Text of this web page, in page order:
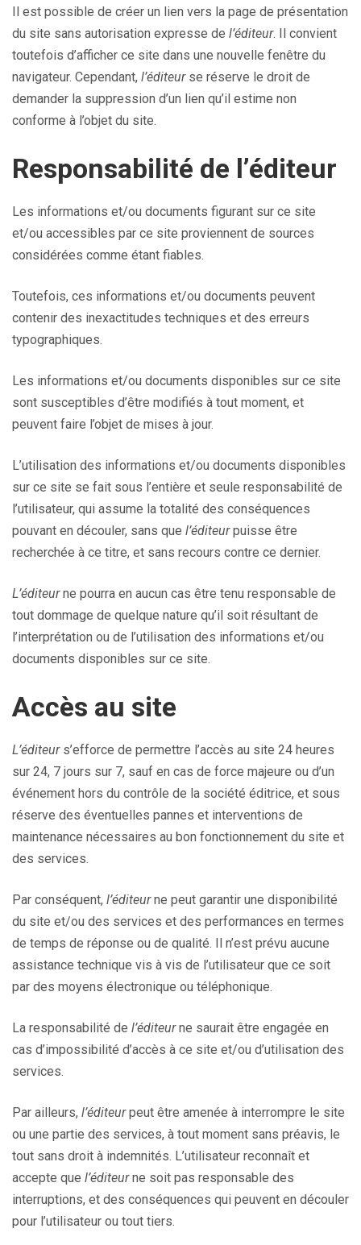
Il est possible de créer un lien vers la page de présentation
du site sans autorisation expresse de l’éditeur. Il convient
toutefois d’afficher ce site dans une nouvelle fenêtre du
navigateur. Cependant, l’éditeurse réserve le droit de
demander la suppression d’un lien qu’il estime non
conforme à l’objet du site.
Responsabilité de l’éditeur
Les informations et/ou documents figurant sur ce site
et/ou accessibles par ce site proviennent de sources
considérées comme étant fiables.
Toutefois, ces informations et/ou documents peuvent
contenir des inexactitudes techniques et des erreurs
typographiques.
Les informations et/ou documents disponibles sur ce site
sont susceptibles d’être modifiés à tout moment, et
peuvent faire l’objet de mises à jour.
L’utilisation des informations et/ou documents disponibles
sur ce site se fait sous l’entière et seule responsabilité de
l’utilisateur, qui assume la totalité des conséquences
pouvant en découler, sans que l’éditeurpuisse être
recherchée à ce titre, et sans recours contre ce dernier.
L’éditeurne pourra en aucun cas être tenu responsable de
tout dommage de quelque nature qu’il soit résultant de
l’interprétation ou de l’utilisation des informations et/ou
documents disponibles sur ce site.
Accès au site
L’éditeurs’efforce de permettre l’accès au site 24 heures
sur 24, 7 jours sur 7, sauf en cas de force majeure ou d’un
événement hors du contrôle de la société éditrice, et sous
réserve des éventuelles pannes et interventions de
maintenance nécessaires au bon fonctionnement du site et
des services.
Par conséquent, l’éditeurne peut garantir une disponibilité
du site et/ou des services et des performances en termes
de temps de réponse ou de qualité. Il n’est prévu aucune
assistance technique vis à vis de l’utilisateur que ce soit
par des moyens électronique ou téléphonique.
La responsabilité de l’éditeurne saurait être engagée en
cas d’impossibilité d’accès à ce site et/ou d’utilisation des
services.
Par ailleurs, l’éditeurpeut être amenée à interrompre le site
ou une partie des services, à tout moment sans préavis, le
tout sans droit à indemnités. L’utilisateur reconnaît et
accepte que l’éditeurne soit pas responsable des
interruptions, et des conséquences qui peuvent en découler
pour l’utilisateur ou tout tiers.